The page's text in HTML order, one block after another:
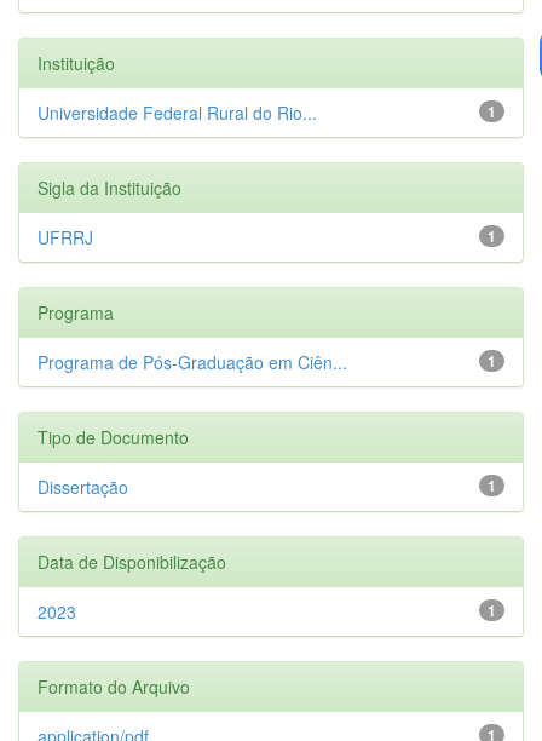
Instituição
1
Universidade Federal Rural do Rio...
Sigla da Instituição
1
UFRRJ
Programa
1
Programa de Pós-Graduação em Ciên...
Tipo de Documento
1
Dissertação
Data de Disponibilização
1
2023
Formato do Arquivo
1
application/pdf